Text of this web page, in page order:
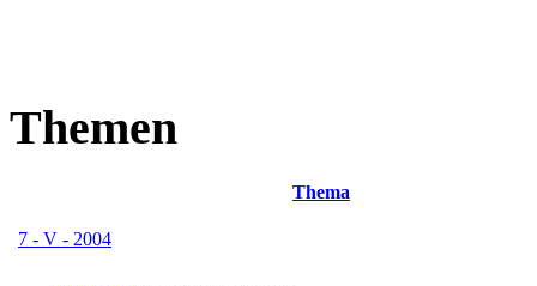
Themen
Thema
7 - V - 2004